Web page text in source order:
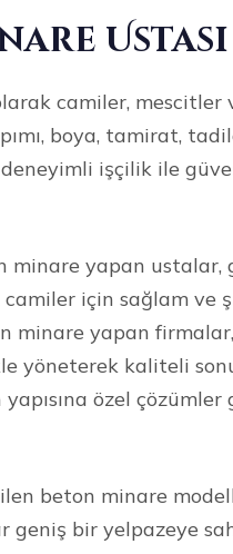
Ustası
camiler,
boya, tamirat,
işçilik ile
minare yapan ustalar,
için sağlam ve
minare yapan
yöneterek kaliteli
özel
beton minare
geniş bir yelpazeye